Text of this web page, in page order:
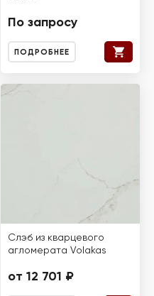
По запросу
ПОДРОБНЕЕ
Слэб из кварцевого
агломерата Volakas
от 12 701 ₽